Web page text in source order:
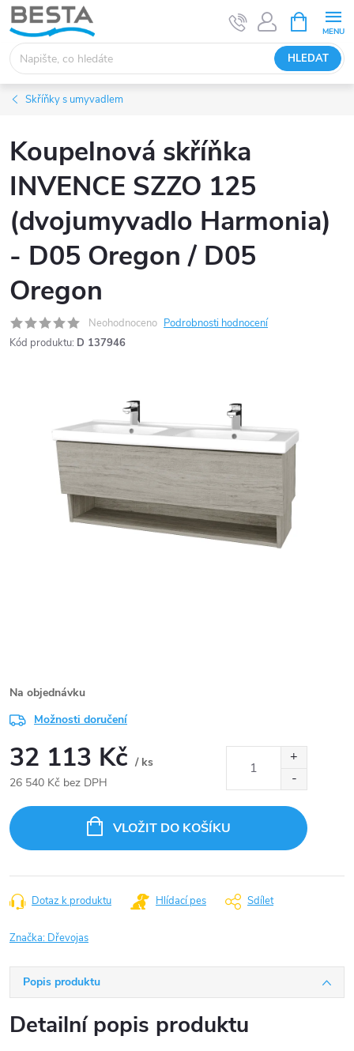
Přejít
na
obsah
HLEDAT
NÁKUPNÍ
KOŠÍK
Skříňky s umyvadlem
Koupelnová skříňka
INVENCE SZZO 125
(dvojumyvadlo Harmonia)
- D05 Oregon / D05
Oregon
Neohodnoceno Podrobnosti hodnocení
Kód produktu: D 137946
Na objednávku
Možnosti doručení
32 113 Kč / ks
26 540 Kč bez DPH
cena:
VLOŽIT DO KOŠÍKU
Dotaz k produktu Hlídací pes Sdílet
Značka: Dřevojas
Popis produktu
Detailní popis produktu